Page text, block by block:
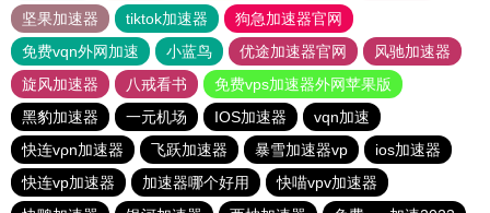
坚果加速器
tiktok加速器
狗急加速器官网
免费vqn外网加速
小蓝鸟 优途加速器官网
风驰加速器
旋风加速器
八戒看书
免费vps加速器外网苹果版
黑豹加速器
一元机场 IOS加速器
vqn加速
快连vρn加速器
飞跃加速器 暴雪加速器vp
ios加速器
快连vp加速器
加速器哪个好用
快喵vpv加速器